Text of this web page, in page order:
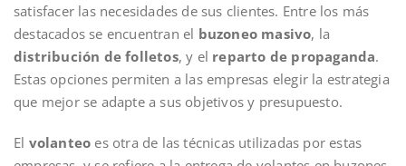
satisfacer las necesidades de sus clientes. Entre los más
destacados se encuentran el buzoneo masivo, la
distribución de folletos, y el reparto de propaganda.
Estas opciones permiten a las empresas elegir la estrategia
que mejor se adapte a sus objetivos y presupuesto.
El volanteo es otra de las técnicas utilizadas por estas